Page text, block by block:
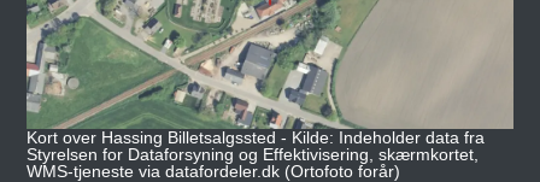
Kort over Hassing Billetsalgssted - Kilde: Indeholder data fra
Styrelsen for Dataforsyning og Effektivisering, skærmkortet,
WMS-tjeneste via datafordeler.dk (Ortofoto forår)